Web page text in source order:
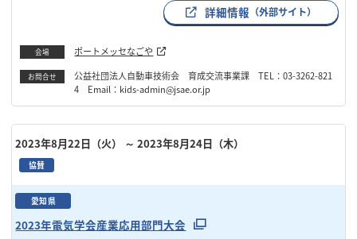
詳細情報 （外部サイト）
会場 ポートメッセなごや
お問合せ
公益社団法人自動車技術会 育成交流事業課 TEL：03-3262-821
4 Email：kids-admin@jsae.or.jp
2023年8月22日（火） ～ 2023年8月24日（木）
協賛
愛知県
2023年電気学会産業応用部門大会